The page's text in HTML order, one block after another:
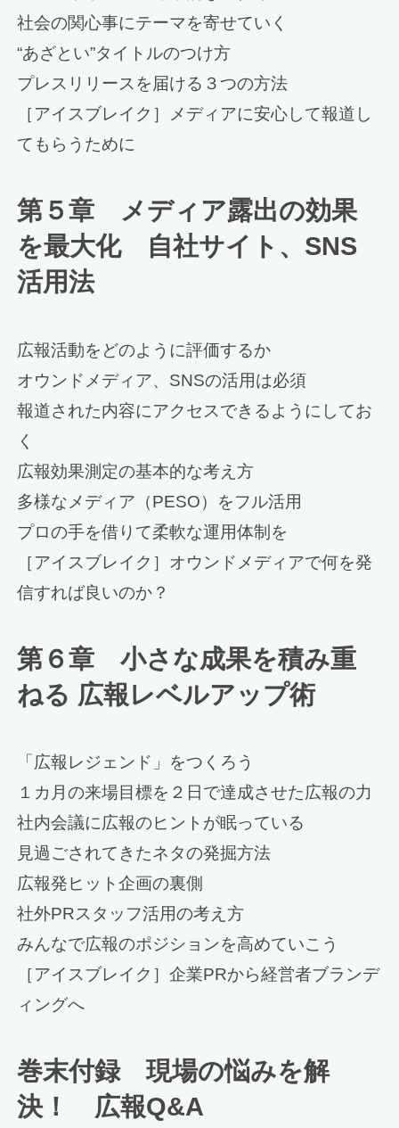
社会の関心事にテーマを寄せていく
“あざとい”タイトルのつけ方
プレスリリースを届ける３つの方法
［アイスブレイク］メディアに安心して報道し
てもらうために
第５章 メディア露出の効果
を最大化 自社サイト、SNS
活用法
広報活動をどのように評価するか
オウンドメディア、SNSの活用は必須
報道された内容にアクセスできるようにしてお
く
広報効果測定の基本的な考え方
多様なメディア（PESO）をフル活用
プロの手を借りて柔軟な運用体制を
［アイスブレイク］オウンドメディアで何を発
信すれば良いのか？
第６章 小さな成果を積み重
ねる 広報レベルアップ術
「広報レジェンド」をつくろう
１カ月の来場目標を２日で達成させた広報の力
社内会議に広報のヒントが眠っている
見過ごされてきたネタの発掘方法
広報発ヒット企画の裏側
社外PRスタッフ活用の考え方
みんなで広報のポジションを高めていこう
［アイスブレイク］企業PRから経営者ブランデ
ィングへ
巻末付録 現場の悩みを解
決！ 広報Q&A